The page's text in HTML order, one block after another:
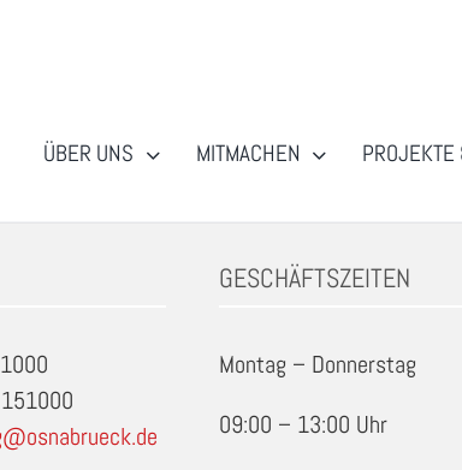
ÜBER UNS MITMACHEN PROJEKTE
GESCHÄFTSZEITEN
Montag – Donnerstag
09:00 – 13:00 Uhr